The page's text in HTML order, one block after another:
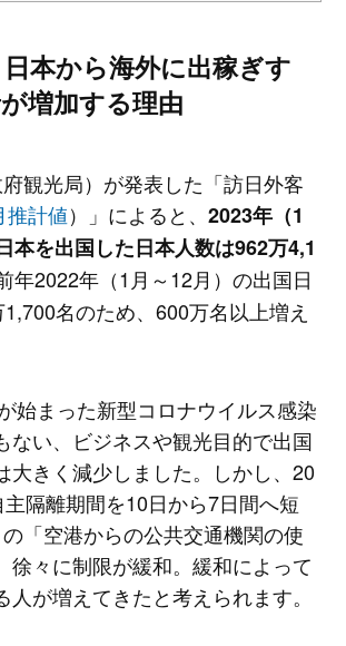
本から海外に出稼ぎす
増加する理由
観光局）が発表した「訪日外客
推計値）」によると、 2023年（1
本を出国した日本人数は962万4,1
年2022年（1月～12月）の出国日
名のため、600万名以上増え
始まった新型コロナウイルス感染
ない、ビジネスや観光目的で出国
大きく減少しました。しかし、20
隔離期間を10日から7日間へ短
「空港からの公共交通機関の使
徐々に制限が緩和。緩和によって
人が増えてきたと考えられます。